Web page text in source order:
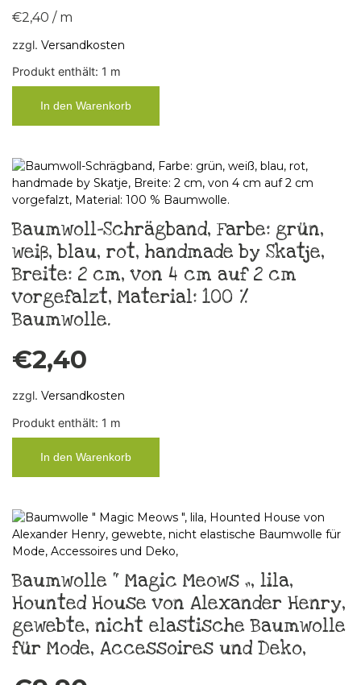
€2,40 / m
zzgl. Versandkosten
Produkt enthält: 1 m
In den Warenkorb
Baumwoll-Schrägband, Farbe: grün,
weiß, blau, rot, handmade by Skatje,
Breite: 2 cm, von 4 cm auf 2 cm
vorgefalzt, Material: 100 %
Baumwolle.
€2,40
zzgl. Versandkosten
Produkt enthält: 1 m
In den Warenkorb
Baumwolle “ Magic Meows „, lila,
Hounted House von Alexander Henry,
gewebte, nicht elastische Baumwolle
für Mode, Accessoires und Deko,